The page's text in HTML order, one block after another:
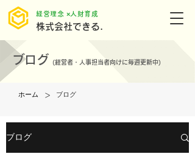
株式会社できる.
​経営理念 ×人財育成
ブログ (経営者・人事担当者向けに毎週更新中)
ホーム > ブログ
ブログ